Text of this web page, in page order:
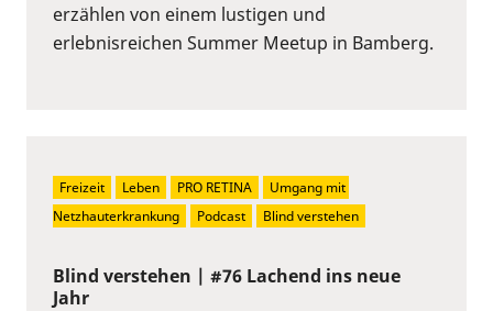
erzählen von einem lustigen und
erlebnisreichen Summer Meetup in Bamberg.
Blind verstehen | #76 Lachend ins neue
Jahr
Freizeit Leben PRO RETINA
Umgang mit
Netzhauterkrankung
Podcast Blind verstehen